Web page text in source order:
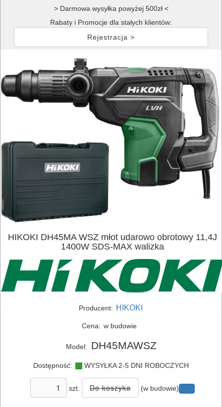
ELEKTRONARZĘDZIA
SIECIOWE
> Darmowa wysyłka powyżej 500zł <
Rabaty i Promocje dla stałych klientów:
Rejestracja >
HIKOKI DH45MA WSZ młot udarowo obrotowy 11,4J
1400W SDS-MAX walizka
Producent: HIKOKI
Cena: w budowie
Model: DH45MAWSZ
Dostępność: WYSYŁKA 2-5 DNI ROBOCZYCH
szt. (w budowie)